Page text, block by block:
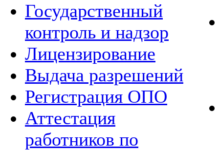
Государственный
контроль и надзор
Лицензирование
Выдача разрешений
Регистрация ОПО
Аттестация
работников по